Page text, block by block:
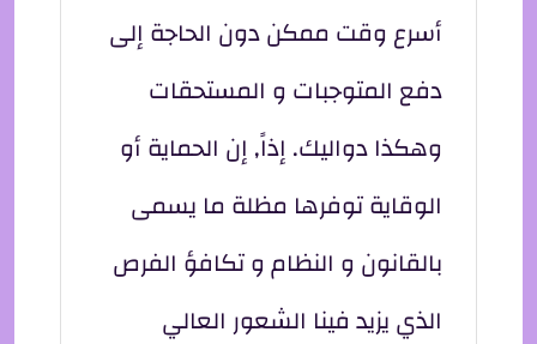
أسرع وقت ممكن دون الحاجة إلى
دفع المتوجبات و المستحقات
وهكذا دواليك. إذاً, إن الحماية أو
الوقاية توفرها مظلة ما يسمى
بالقانون و النظام و تكافؤ الفرص
الذي يزيد فينا الشعور العالي